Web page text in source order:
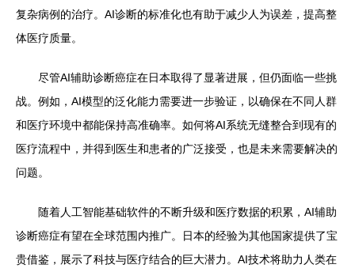
复杂病例的治疗。AI诊断的标准化也有助于减少人为误差，提高整
体医疗质量。
尽管AI辅助诊断癌症在日本取得了显著进展，但仍面临一些挑
战。例如，AI模型的泛化能力需要进一步验证，以确保在不同人群
和医疗环境中都能保持高准确率。如何将AI系统无缝整合到现有的
医疗流程中，并得到医生和患者的广泛接受，也是未来需要解决的
问题。
随着人工智能基础软件的不断升级和医疗数据的积累，AI辅助
诊断癌症有望在全球范围内推广。日本的经验为其他国家提供了宝
贵借鉴，展示了科技与医疗结合的巨大潜力。AI技术将助力人类在